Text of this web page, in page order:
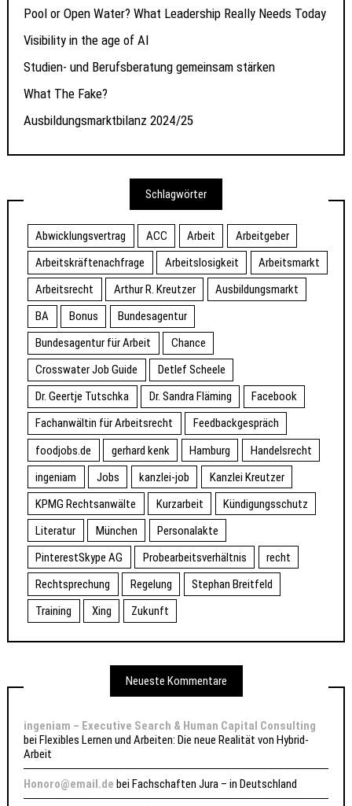
Pool or Open Water? What Leadership Really Needs Today
Visibility in the age of AI
Studien- und Berufsberatung gemeinsam stärken
What The Fake?
Ausbildungsmarktbilanz 2024/25
Schlagwörter
Abwicklungsvertrag ACC Arbeit
Arbeitgeber
Arbeitskräftenachfrage
Arbeitslosigkeit
Arbeitsmarkt
Arbeitsrecht
Arthur R. Kreutzer
Ausbildungsmarkt
BA
Bonus
Bundesagentur
Bundesagentur für Arbeit
Chance
Crosswater Job Guide
Detlef Scheele
Dr. Geertje Tutschka
Dr. Sandra Fläming
Facebook
Fachanwältin für Arbeitsrecht
Feedbackgespräch
foodjobs.de
gerhard kenk Hamburg
Handelsrecht
ingeniam
Jobs kanzlei-job
Kanzlei Kreutzer
KPMG Rechtsanwälte
Kurzarbeit
Kündigungsschutz
Literatur
München
Personalakte
PinterestSkype AG
Probearbeitsverhältnis
recht
Rechtsprechung
Regelung
Stephan Breitfeld
Training
Xing Zukunft
Neueste Kommentare
ingeniam – Executive Search & Human Capital Consulting
beiFlexibles Lernen und Arbeiten: Die neue Realität von Hybrid-
Arbeit
Honoro@email.de beiFachschaften Jura – in Deutschland